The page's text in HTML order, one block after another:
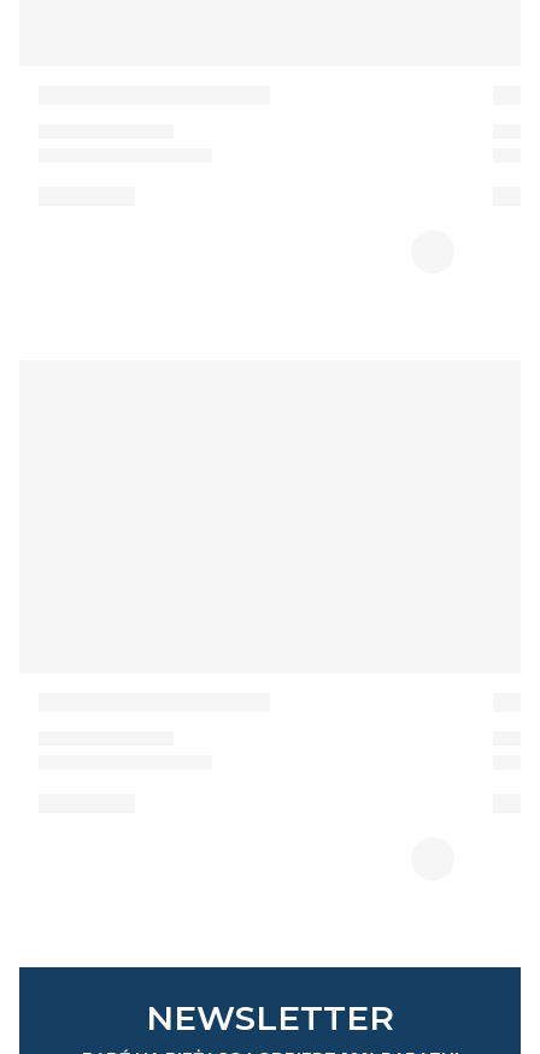
NEWSLETTER